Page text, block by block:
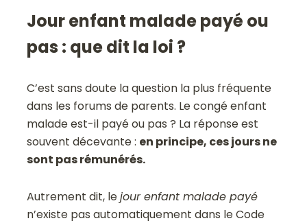
Jour enfant malade payé ou
pas : que dit la loi ?
C’est sans doute la question la plus fréquente
dans les forums de parents. Le congé enfant
malade est-il payé ou pas ? La réponse est
souvent décevante : en principe, ces jours ne
sont pas rémunérés.
Autrement dit, lejour enfant malade payé
n’existe pas automatiquement dans le Code